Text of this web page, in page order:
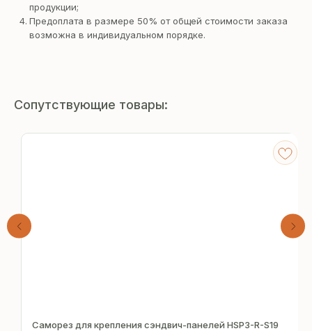
продукции;
Предоплата в размере 50% от общей стоимости заказа
возможна в индивидуальном порядке.
Сопутствующие товары:
Саморез для крепления сэндвич-панелей HSP3-R-S19